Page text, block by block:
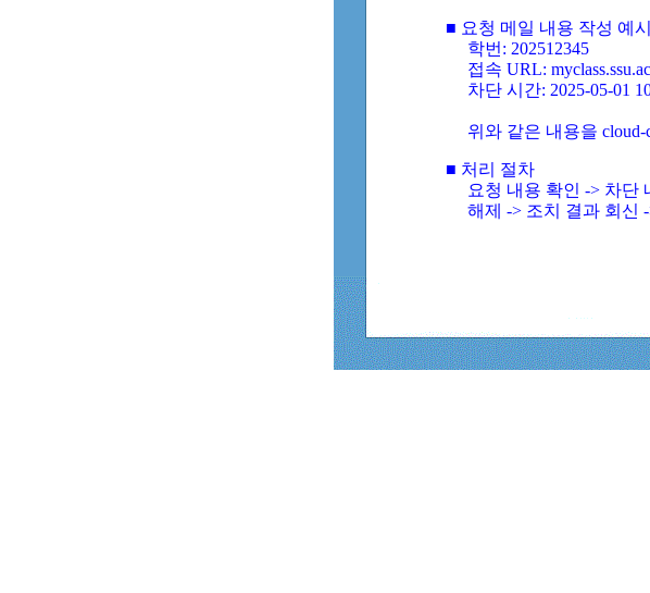
■ 요청 메일 내용 작성 예시
학번: 202512345
접속 URL:
차단 시간: 2025-05-01
위와 같은 내용을 cloud-
■ 처리 절차
요청 내용 확인 -> 차단
해제 -> 조치 결과 회신